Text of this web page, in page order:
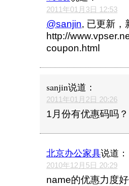
2011年01月3日 12:53
@sanjin, 已更新，
http://
coupon.html
sanjin说道：
2011年01月2日 20:26
1月份有优惠码吗？
北京办公家具说道：
2010年12月5日 20:29
name的优惠力度